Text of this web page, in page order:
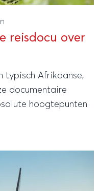
reisdocu over
typisch Afrikaanse,
documentaire
hoogtepunten